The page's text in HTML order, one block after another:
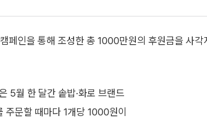
페인을 통해 조성한 총 1000만원의 후원금을 사각
5월 한 달간 솥밥·화로 브랜드
문할 때마다 1개당 1000원이